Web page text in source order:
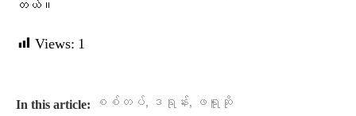
တယ်။
Views: 1
In this article: စစ်တပ်, ဒရုန်း, ဖရူဆို